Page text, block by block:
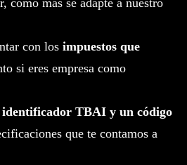
con los impuestos que
si eres empresa como
identificador TBAI y un código
que te contamos a